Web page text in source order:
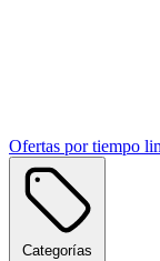
Ofertas por tiempo
Categorías